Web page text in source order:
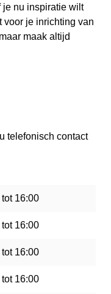
je nu inspiratie wilt
voor je inrichting van
maak altijd
telefonisch contact
16:00
16:00
16:00
16:00